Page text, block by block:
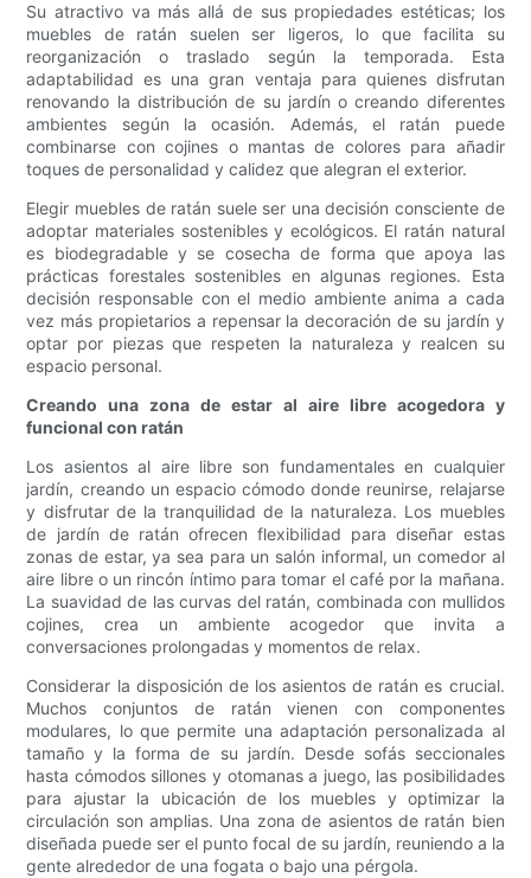
Su atractivo va más allá de sus propiedades estéticas; los
muebles de ratán suelen ser ligeros, lo que facilita su
reorganización o traslado según la temporada. Esta
adaptabilidad es una gran ventaja para quienes disfrutan
renovando la distribución de su jardín o creando diferentes
ambientes según la ocasión. Además, el ratán puede
combinarse con cojines o mantas de colores para añadir
toques de personalidad y calidez que alegran el exterior.
Elegir muebles de ratán suele ser una decisión consciente de
adoptar materiales sostenibles y ecológicos. El ratán natural
es biodegradable y se cosecha de forma que apoya las
prácticas forestales sostenibles en algunas regiones. Esta
decisión responsable con el medio ambiente anima a cada
vez más propietarios a repensar la decoración de su jardín y
optar por piezas que respeten la naturaleza y realcen su
espacio personal.
Creando una zona de estar al aire libre acogedora y
funcional con ratán
Los asientos al aire libre son fundamentales en cualquier
jardín, creando un espacio cómodo donde reunirse, relajarse
y disfrutar de la tranquilidad de la naturaleza. Los muebles
de jardín de ratán ofrecen flexibilidad para diseñar estas
zonas de estar, ya sea para un salón informal, un comedor al
aire libre o un rincón íntimo para tomar el café por la mañana.
La suavidad de las curvas del ratán, combinada con mullidos
cojines, crea un ambiente acogedor que invita a
conversaciones prolongadas y momentos de relax.
Considerar la disposición de los asientos de ratán es crucial.
Muchos conjuntos de ratán vienen con componentes
modulares, lo que permite una adaptación personalizada al
tamaño y la forma de su jardín. Desde sofás seccionales
hasta cómodos sillones y otomanas a juego, las posibilidades
para ajustar la ubicación de los muebles y optimizar la
circulación son amplias. Una zona de asientos de ratán bien
diseñada puede ser el punto focal de su jardín, reuniendo a la
gente alrededor de una fogata o bajo una pérgola.